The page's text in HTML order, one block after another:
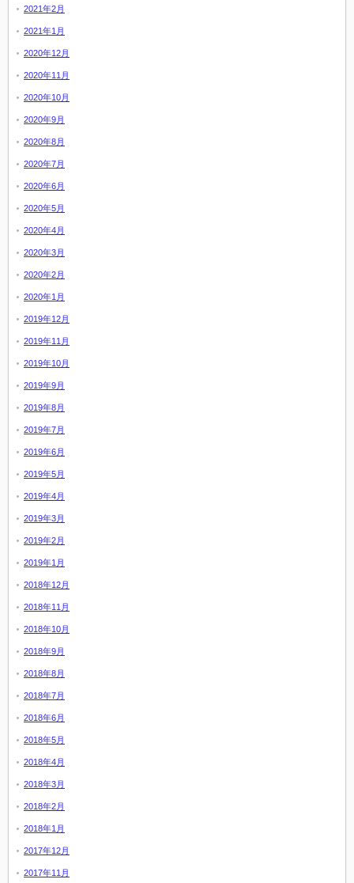
2021年2月
2021年1月
2020年12月
2020年11月
2020年10月
2020年9月
2020年8月
2020年7月
2020年6月
2020年5月
2020年4月
2020年3月
2020年2月
2020年1月
2019年12月
2019年11月
2019年10月
2019年9月
2019年8月
2019年7月
2019年6月
2019年5月
2019年4月
2019年3月
2019年2月
2019年1月
2018年12月
2018年11月
2018年10月
2018年9月
2018年8月
2018年7月
2018年6月
2018年5月
2018年4月
2018年3月
2018年2月
2018年1月
2017年12月
2017年11月